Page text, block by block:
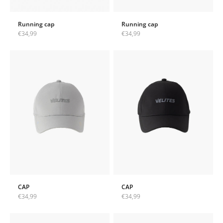
Running cap
Angebot
€34,99
Running cap
Angebot
€34,99
CAP
Angebot
€34,99
CAP
Angebot
€34,99